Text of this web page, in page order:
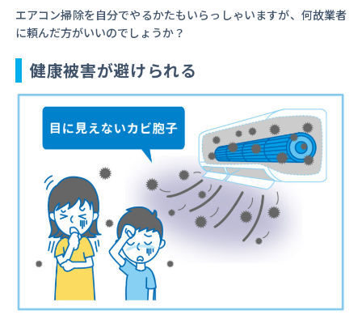
エアコン掃除を自分でやるかたもいらっしゃいますが、何故業者
に頼んだ方がいいのでしょうか？
健康被害が避けられる